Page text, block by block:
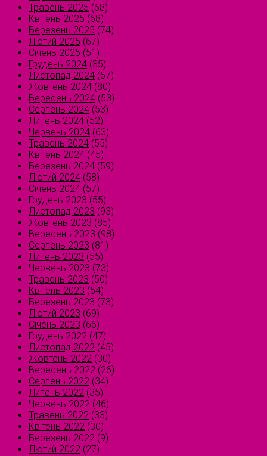
Травень 2025 (68)
Квітень 2025 (68)
Березень 2025 (74)
Лютий 2025 (67)
Січень 2025 (51)
Грудень 2024 (35)
Листопад 2024 (57)
Жовтень 2024 (80)
Вересень 2024 (53)
Серпень 2024 (53)
Липень 2024 (52)
Червень 2024 (63)
Травень 2024 (55)
Квітень 2024 (45)
Березень 2024 (59)
Лютий 2024 (58)
Січень 2024 (57)
Грудень 2023 (55)
Листопад 2023 (93)
Жовтень 2023 (85)
Вересень 2023 (98)
Серпень 2023 (81)
Липень 2023 (55)
Червень 2023 (73)
Травень 2023 (50)
Квітень 2023 (54)
Березень 2023 (73)
Лютий 2023 (69)
Січень 2023 (66)
Грудень 2022 (47)
Листопад 2022 (45)
Жовтень 2022 (30)
Вересень 2022 (26)
Серпень 2022 (34)
Липень 2022 (35)
Червень 2022 (46)
Травень 2022 (33)
Квітень 2022 (30)
Березень 2022 (9)
Лютий 2022 (27)